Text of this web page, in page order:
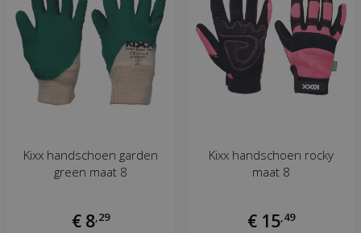
Kixx handschoen garden
green maat 8
€ 8 29
Kixx handschoen rocky
maat 8
€ 15 49